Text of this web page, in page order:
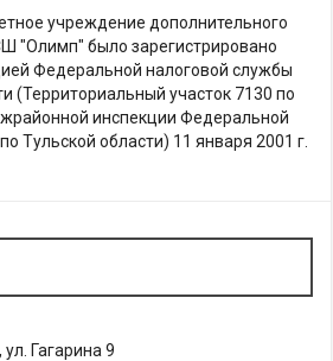
учреждение дополнительного
"Олимп" было зарегистрировано
Федеральной налоговой службы
(Территориальный участок 7130 по
инспекции Федеральной
Тульской области) 11 января 2001 г.
Гагарина 9